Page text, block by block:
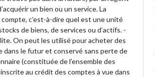
un bien ou un service. La
c’est-à-dire quel est une unité
de biens, de services ou d’actifs. -
On peut les utilisé pour acheter des
dans le futur et conservé sans perte de
(constituée de l’ensemble des
au crédit des comptes à vue dans